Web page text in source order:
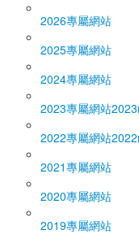
2026專屬網站
2025專屬網站
2024專屬網站
2023專屬網站
2022專屬網站
2021專屬網站
2020專屬網站
2019專屬網站